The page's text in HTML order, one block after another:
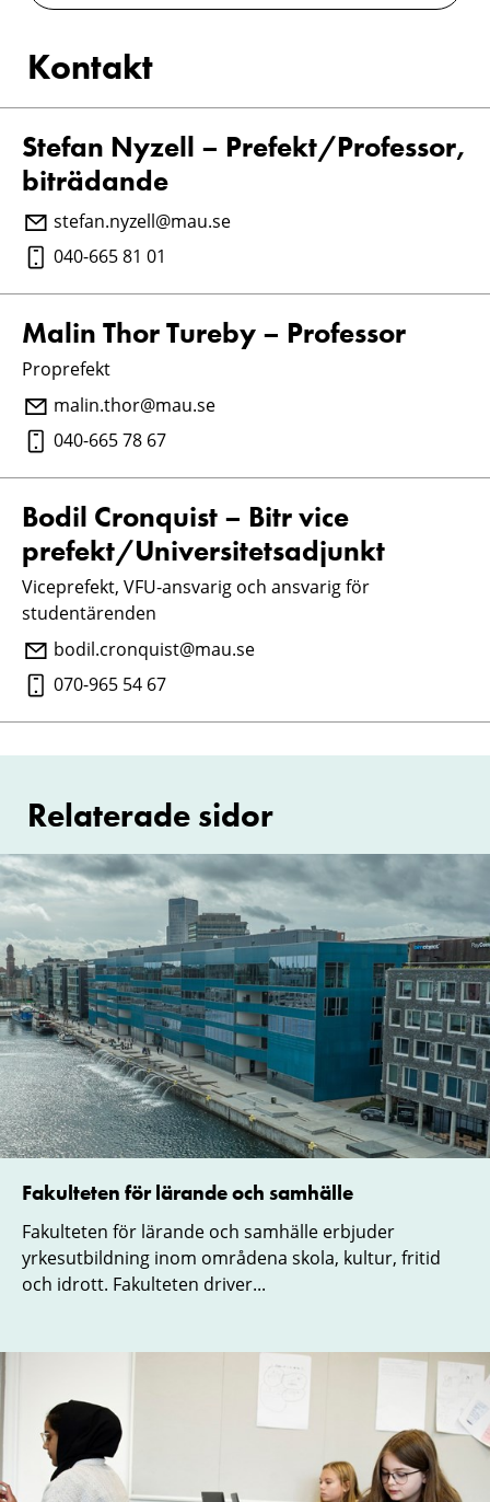
Kontakt
Stefan Nyzell – Prefekt/Professor,
biträdande
stefan.nyzell@mau.se
040-665 81 01
Malin Thor Tureby – Professor
Proprefekt
malin.thor@mau.se
040-665 78 67
Bodil Cronquist – Bitr vice
prefekt/Universitetsadjunkt
Viceprefekt, VFU-ansvarig och ansvarig för
studentärenden
bodil.cronquist@mau.se
070-965 54 67
Relaterade sidor
Fakulteten för lärande och samhälle
Fakulteten för lärande och samhälle erbjuder
yrkesutbildning inom områdena skola, kultur, fritid
och idrott. Fakulteten driver...